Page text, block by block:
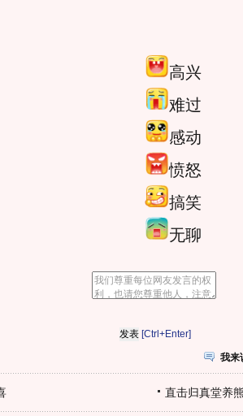
高兴
难过
感动
愤怒
搞笑
无聊
[Ctrl+Enter]
我来
直击归真堂养